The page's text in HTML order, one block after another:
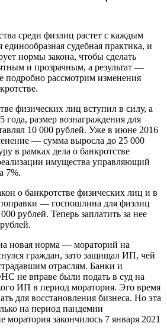
среди физлиц растет с каждым
судебная практика, и
нормы закона, чтобы сделать
и прозрачным, а результат —
подробно рассмотрим изменения
физических лиц вступил в силу, а
года, размер вознаграждения для
10 000 рублей. Уже в июне 2016
— сумма выросла до 25 000
в рамках дела о банкротстве
имущества управляющий
7%.
о банкротстве физических лиц и в
— госпошлина для физлиц
рублей. Теперь заплатить за нее
новая норма — мораторий на
граждан, зато защищал ИП, чей
отраслям. Банки и
не вправе были подать в суд на
ИП в период моратория. Это время
для восстановления бизнеса. Но эта
на период пандемии
моратория закончилось 7 января 2021